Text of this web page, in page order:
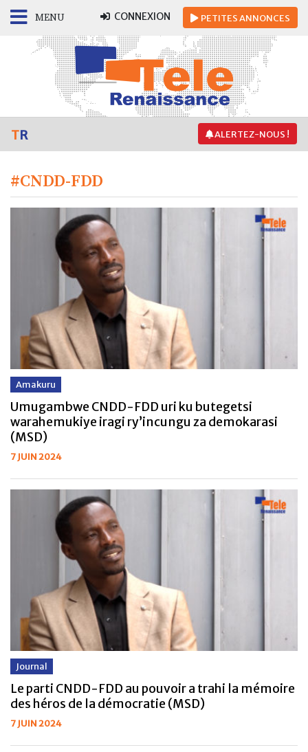
MENU CONNEXION PETITESANNONCES
ALERTEZ-NOUS !
TR
#CNDD-FDD
Amakuru
Umugambwe CNDD-FDD uri ku butegetsi
warahemukiye iragi ry’incungu za demokarasi
(MSD)
7 JUIN 2024
Journal
Le parti CNDD-FDD au pouvoir a trahi la mémoire
des héros de la démocratie (MSD)
7 JUIN 2024